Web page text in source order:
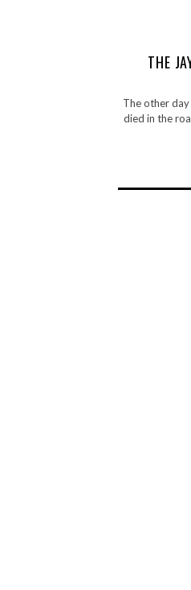
THE
The other day
died in the